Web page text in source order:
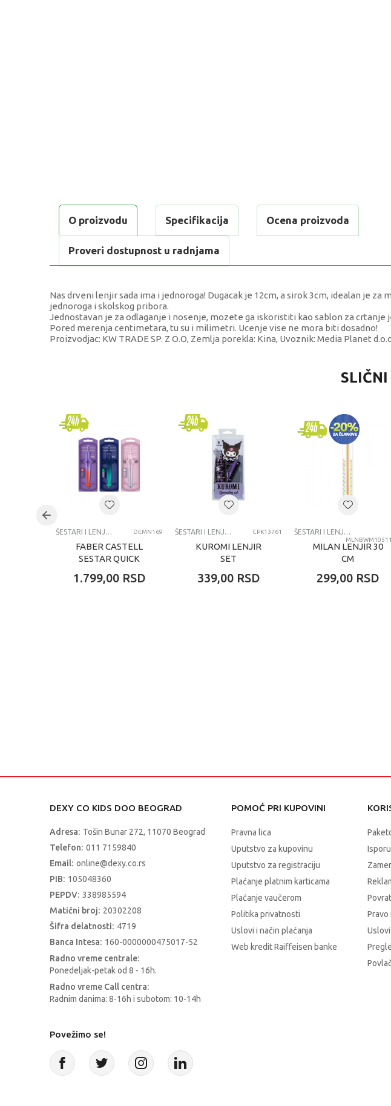
O proizvodu Specifikacija Ocena proizvoda
Proveri dostupnost u radnjama
Nas drveni lenjir sada ima i jednoroga! Dugacak je 12cm, a sirok 3cm, idealan je za
jednoroga i skolskog pribora.
Jednostavan je za odlaganje i nosenje, mozete ga iskoristiti kao sablon za crtanje
Pored merenja centimetara, tu su i milimetri. Ucenje vise ne mora biti dosadno!
Proizvodjac: KW TRADE SP. Z O.O, Zemlja porekla: Kina, Uvoznik: Media Planet
Šestari i lenjiri
Brend Fiorello
Pol univerzalno
Uzrast 4-6 godina
SESTARI I LENJIRI
ŠESTARI I LENJIRI DEMN169
FABER CASTELL
SESTAR QUICK
1.799,00 RSD
ŠESTARI I LENJIRI CPK13761
KUROMI LENJIR
SET
339,00 RSD
ŠESTARI I LENJIRI
MILAN LENJIR 30
CM
299,00 RSD
DEXY CO KIDS DOO BEOGRAD
Adresa: Tošin Bunar 272, 11070 Beograd
Telefon: 011 7159840
Email: online@dexy.co.rs
PIB: 105048360
PEPDV: 338985594
Matični broj: 20302208
Šifra delatnosti: 4719
Banca Intesa: 160-0000000475017-52
Radno vreme centrale:
Ponedeljak-petak od 8 - 16h.
Radno vreme Call centra:
Radnim danima: 8-16h i subotom: 10-14h
POMOĆ PRI KUPOVINI
Pravna lica
Uputstvo za kupovinu
Uputstvo za registraciju
Plaćanje platnim karticama
Plaćanje vaučerom
Politika privatnosti
Uslovi i način plaćanja
Web kredit Raiffeisen banke
Pravo
Povežimo se!